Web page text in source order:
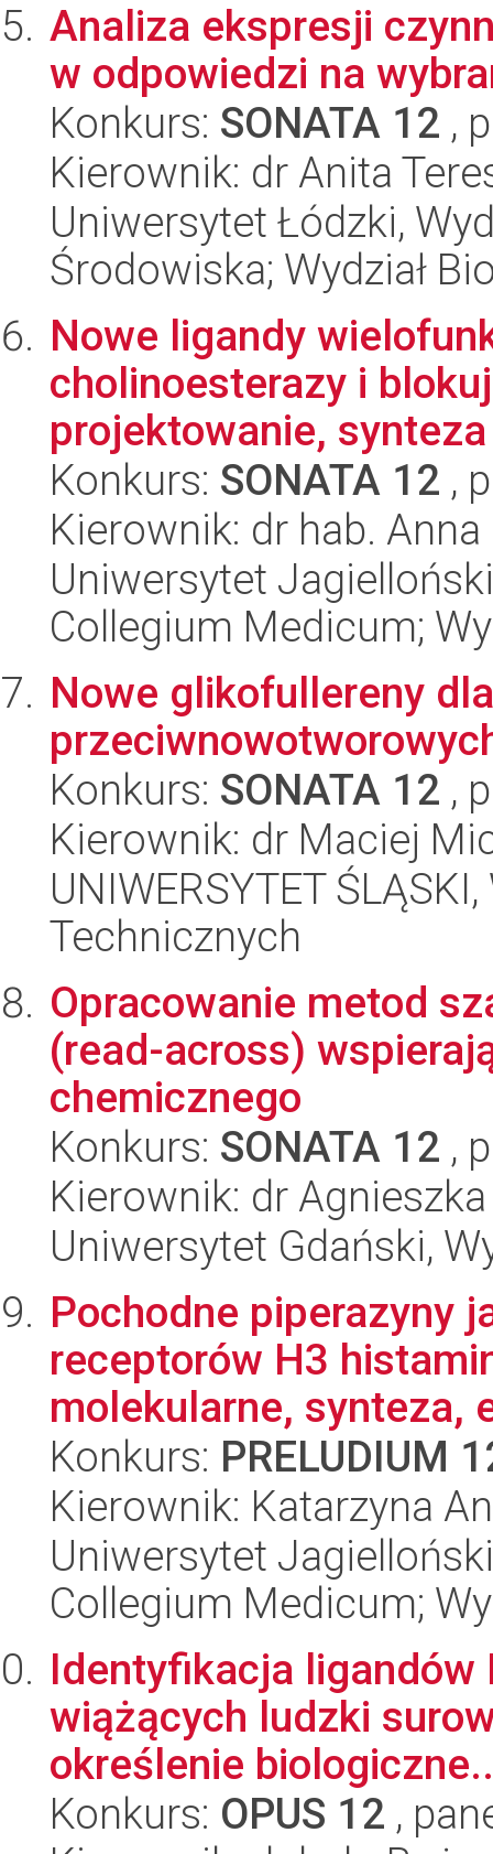
Analiza ekspresji
w odpowiedzi na
Konkurs: SONATA 12 ,
Kierownik: dr Anita
Uniwersytet Łódzki,
Środowiska; Wydział
Nowe ligandy
cholinoesterazy i
projektowanie,
Konkurs: SONATA 12 ,
Kierownik: dr hab.
Uniwersytet
Collegium Medicum;
Nowe glikofullereny
Konkurs: SONATA 12 ,
Kierownik: dr Maciej
UNIWERSYTET
Technicznych
Opracowanie metod
(read-across)
chemicznego
Konkurs: SONATA 12 ,
Kierownik: dr
Uniwersytet Gdański,
Pochodne piperazyny
receptorów H3
molekularne, synteza,
Konkurs: PRELUDIUM
Kierownik: Katarzyna
Uniwersytet
Collegium Medicum;
Identyfikacja
wiążących ludzki
określenie
Konkurs: OPUS 12 ,